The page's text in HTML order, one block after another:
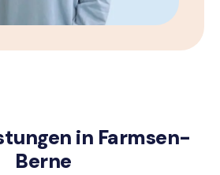
in Farmsen-
Berne